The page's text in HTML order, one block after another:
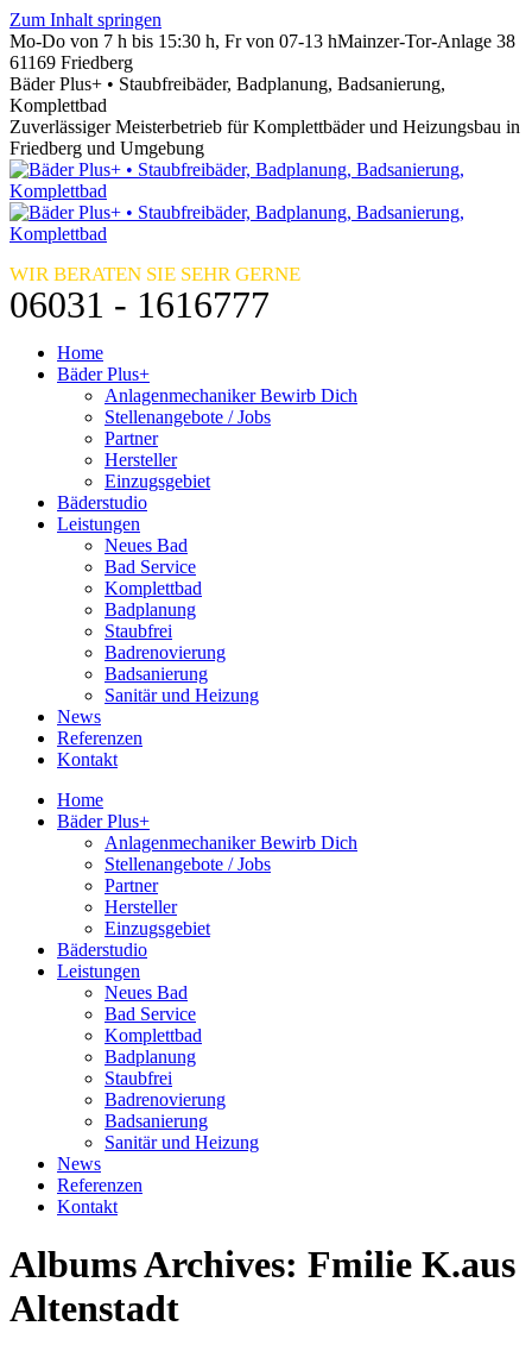
Zum Inhalt springen
Mo-Do von 7 h bis 15:30 h, Fr von 07-13 hMainzer-Tor-Anlage 38
61169 Friedberg
Bäder Plus+ • Staubfreibäder, Badplanung, Badsanierung,
Komplettbad
Zuverlässiger Meisterbetrieb für Komplettbäder und Heizungsbau in
Friedberg und Umgebung
WIR BERATEN SIE SEHR GERNE
06031 - 1616777
Home
Bäder Plus+
Anlagenmechaniker Bewirb Dich
Stellenangebote / Jobs
Partner
Hersteller
Einzugsgebiet
Bäderstudio
Leistungen
Neues Bad
Bad Service
Komplettbad
Badplanung
Staubfrei
Badrenovierung
Badsanierung
Sanitär und Heizung
News
Referenzen
Kontakt
Home
Bäder Plus+
Anlagenmechaniker Bewirb Dich
Stellenangebote / Jobs
Partner
Hersteller
Einzugsgebiet
Bäderstudio
Leistungen
Neues Bad
Bad Service
Komplettbad
Badplanung
Staubfrei
Badrenovierung
Badsanierung
Sanitär und Heizung
News
Referenzen
Kontakt
Albums Archives: Fmilie K.aus
Altenstadt